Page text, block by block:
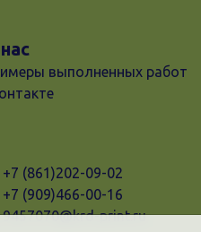
выполненных работ
+7 (861)202-09-02
+7 (909)466-00-16
9457070@krd-print.ru